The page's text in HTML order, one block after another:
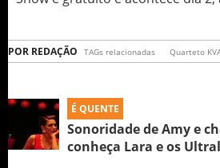
POR REDAÇÃO TAGs relacionadas Quarteto
É QUENTE
Sonoridade de Amy e
conheça Lara e os